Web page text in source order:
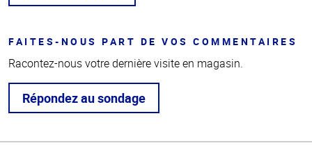
FAITES-NOUS PART DE VOS COMMENTAIRES
Racontez-nous votre dernière visite en magasin.
Répondez au sondage